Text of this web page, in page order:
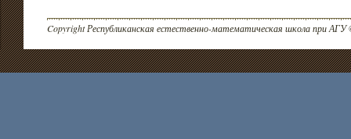
Copyright Республиканская естественно-математическая школа при АГУ